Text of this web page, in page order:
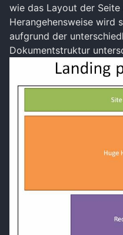
wie das Layout der Seite
Herangehensweise wird
aufgrund der
Dokumentstruktur